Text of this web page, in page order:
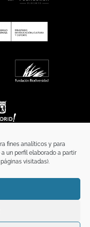
fines analíticos y para
un perfil elaborado a partir
visitadas).
los derechos de propiedad